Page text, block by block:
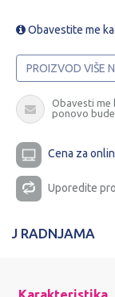
Obavestite me
PROIZVOD VIŠE
Obavesti me
ponovo
Cena za
Uporedite
U RADNJAMA